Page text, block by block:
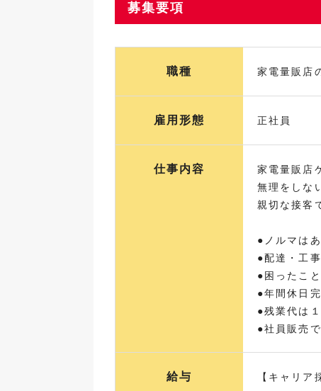
募集要項
職種 家電量販店
雇用形態 正社員
仕事内容
家電量販店
無理をしな
親切な接客
●ノルマは
●配達・工
●困ったこ
●年間休日
●残業代は
●社員販売
給与 【キャリア